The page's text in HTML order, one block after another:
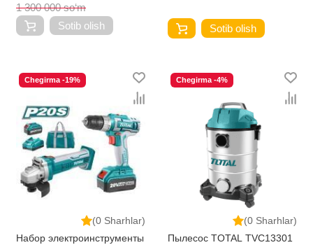
1 300 000 so‘m
Sotib olish
Sotib olish
(0 Sharhlar)
Chegirma -19%
Набор электроинструменты
(0 Sharhlar)
Chegirma -4%
Пылесос TOTAL TVC13301